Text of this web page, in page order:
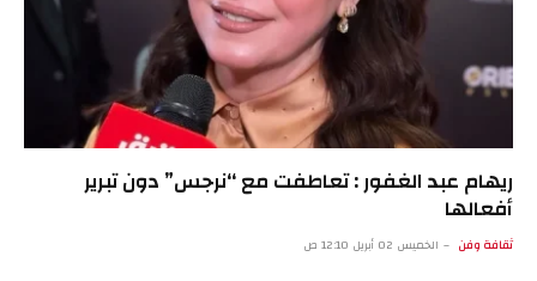
ريهام عبد الغفور : تعاطفت مع “نرجس” دون تبرير
أفعالها
ثقافة وفن الخميس 02 أبريل 12:10 ص